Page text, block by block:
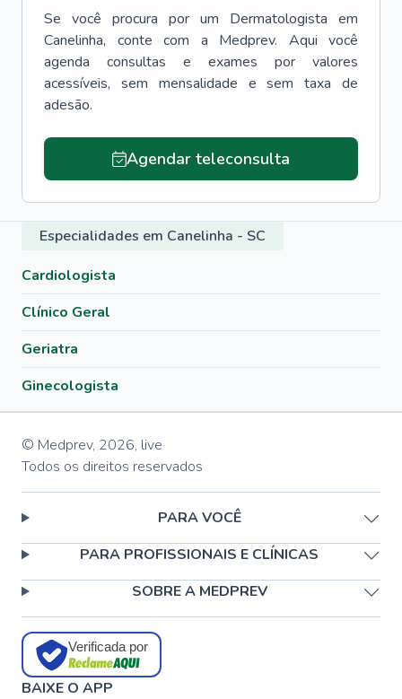
Se você procura por um Dermatologista em
Canelinha, conte com a Medprev. Aqui você
agenda consultas e exames por valores
acessíveis, sem mensalidade e sem taxa de
adesão.
Agendar teleconsulta
Especialidades em Canelinha - SC
Cardiologista
Clínico Geral
Geriatra
Ginecologista
© Medprev, 2026, live
Todos os direitos reservados
PARA VOCÊ
PARA PROFISSIONAIS E CLÍNICAS
SOBRE A MEDPREV
Verificada por
BAIXE O APP